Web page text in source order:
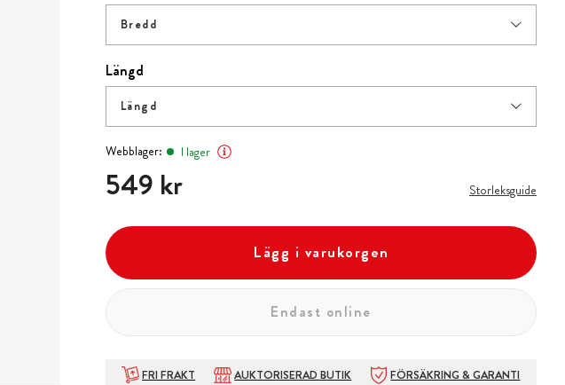
Bredd
Längd
Längd
Webblager: I lager
Pris : 549 kr
549 kr Storleksguide
Lägg i varukorgen
Endast online
FRI FRAKT AUKTORISERAD BUTIK FÖRSÄKRING & GARANTI